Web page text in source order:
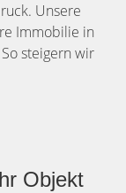
Unsere
Immobilie in
steigern wir
Objekt